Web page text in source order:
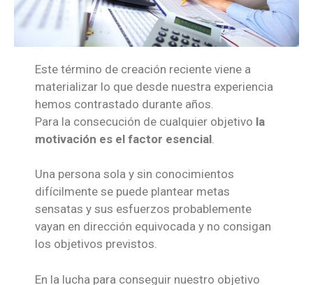
Este término de creación reciente viene a
materializar lo que desde nuestra experiencia
hemos contrastado durante años.
Para la consecución de cualquier objetivo la
motivación es el factor esencial
Una persona sola y sin conocimientos
difícilmente se puede plantear metas
sensatas y sus esfuerzos probablemente
vayan en dirección equivocada y no consigan
los objetivos previstos.
En la lucha para conseguir nuestro objetivo